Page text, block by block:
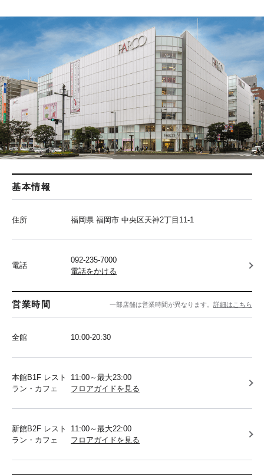
基本情報
住所 福岡県 福岡市 中央区天神2丁目11-1
電話
092-235-7000
電話をかける
営業時間 一部店舗は営業時間が異なります。 詳細はこちら
全館 10:00-20:30
本館B1F レスト
ラン・カフェ
11:00～最大23:00
フロアガイドを見る
新館B2F レスト
ラン・カフェ
11:00～最大22:00
フロアガイドを見る